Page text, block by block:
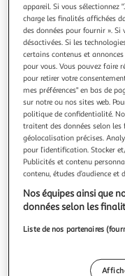
KLORANE
Gel douche nutritif
Le Gel douche Fleur
spécifiquement
peaux, sans les
de Cupuaçu BIO, il
respectant son
légère sous la douche
En savoir +
Vous voulez
appareil. Si vous sélectionnez
charge les finalités affichées
des données pour fournir ». Si
désactivées. Si les
certains contenus et
pour vous. Vous pouvez faire
pour retirer votre
mes préférences" en bas de
sur notre ou nos sites web.
politique de confidentialité.
traitent des données selon
géolocalisation précises.
pour l’identification. Stocker
Publicités et contenu
contenu, études d’audience et
Nos équipes ainsi que
données selon les
Liste de nos partenaires